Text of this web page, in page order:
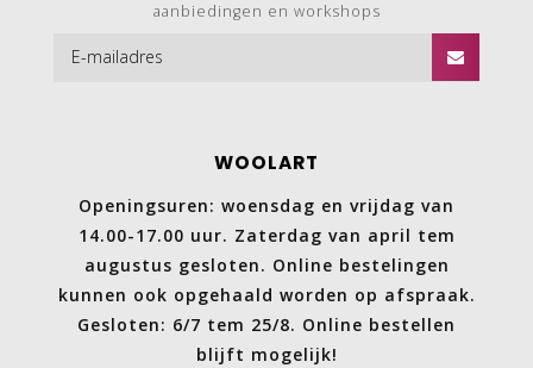
aanbiedingen en workshops
WOOLART
Openingsuren: woensdag en vrijdag van
14.00-17.00 uur. Zaterdag van april tem
augustus gesloten. Online bestelingen
kunnen ook opgehaald worden op afspraak.
Gesloten: 6/7 tem 25/8. Online bestellen
blijft mogelijk!